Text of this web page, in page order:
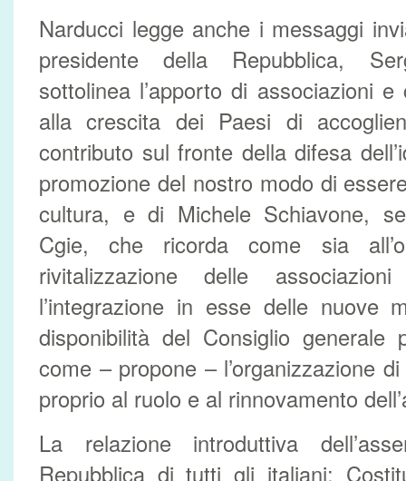
Narducci legge anche i messaggi
presidente della Repubblica,
sottolinea l’apporto di associazioni e
alla crescita dei Paesi di
contributo sul fronte della difesa
promozione del nostro modo di
cultura, e di Michele Schiavone,
Cgie, che ricorda come sia
rivitalizzazione delle
l’integrazione in esse delle nuove
disponibilità del Consiglio generale
come – propone – l’organizzazione
proprio al ruolo e al rinnovamento
La relazione introduttiva
Repubblica di tutti gli italiani: